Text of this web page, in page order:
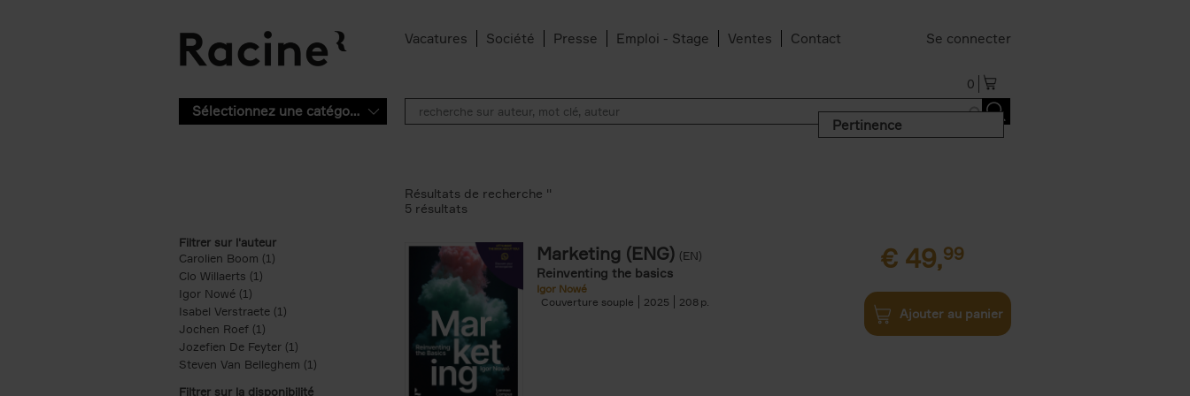
Vacatures Société Presse Emploi - Stage Ventes Contact Se connecter
0
Sélectionnez une catégorie
Pertinence
Filtrer sur l'auteur
Carolien Boom (1)
Clo Willaerts (1)
Igor Nowé (1)
Isabel Verstraete (1) Apply Isabel Verstraete filter
Jochen Roef (1)
Jozefien De Feyter (1) Apply Jozefien De Feyter filter
Steven Van Belleghem (1) Apply Steven Van Belleghem filter
Filtrer sur la disponibilité
Résultats de recherche ''
5 résultats
Marketing (ENG) (EN)
Reinventing the basics
Igor Nowé
Couverture souple
2025 208
€ 49,99
Ajouter au panier